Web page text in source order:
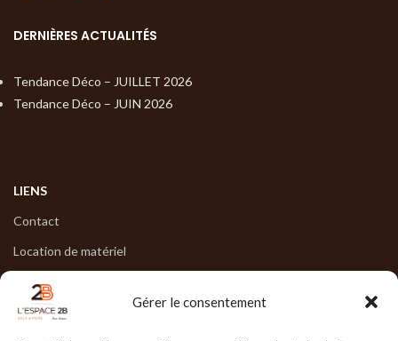
Gérer le consentement
DERNIÈRES ACTUALITÉS
Tendance Déco – JUILLET 2026
Tendance Déco – JUIN 2026
LIENS
Contact
Location de matériel
Notre Showroom
Questions fréquemment posées (F.A.Q)